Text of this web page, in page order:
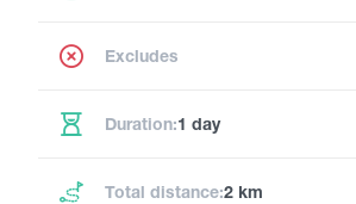
Excludes
Duration:1 day
Total distance:2 km